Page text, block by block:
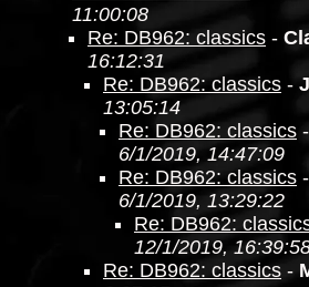
11:00:08
Re: DB962: classics -
16:12:31
Re: DB962: classics -
13:05:14
Re: DB962: classics
6/1/2019, 14:47:09
Re: DB962: classics
6/1/2019, 13:29:22
Re: DB962:
12/1/2019,
Re: DB962: classics -